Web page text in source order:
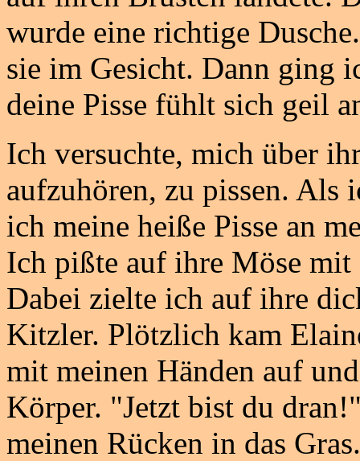
wurde eine richtige
sie im Gesicht. Dann ging
deine Pisse fühlt sich geil
Ich versuchte, mich über
aufzuhören, zu pissen. Als
ich meine heiße Pisse an
Ich pißte auf ihre Möse
Dabei zielte ich auf ihre
Kitzler. Plötzlich kam
mit meinen Händen auf
Körper. "Jetzt bist du
meinen Rücken in das